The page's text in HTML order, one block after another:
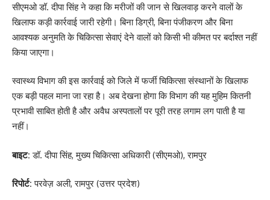
सीएमओ डॉ. दीपा सिंह ने कहा कि मरीजों की जान से खिलवाड़ करने वालों के
खिलाफ कड़ी कार्रवाई जारी रहेगी। बिना डिग्री, बिना पंजीकरण और बिना
आवश्यक अनुमति के चिकित्सा सेवाएं देने वालों को किसी भी कीमत पर बर्दाश्त नहीं
किया जाएगा।
स्वास्थ्य विभाग की इस कार्रवाई को जिले में फर्जी चिकित्सा संस्थानों के खिलाफ
एक बड़ी पहल माना जा रहा है। अब देखना होगा कि विभाग की यह मुहिम कितनी
प्रभावी साबित होती है और अवैध अस्पतालों पर पूरी तरह लगाम लग पाती है या
नहीं।
बाइट: डॉ. दीपा सिंह, मुख्य चिकित्सा अधिकारी (सीएमओ), रामपुर
रिपोर्ट: परवेज़ अली, रामपुर (उत्तर प्रदेश)